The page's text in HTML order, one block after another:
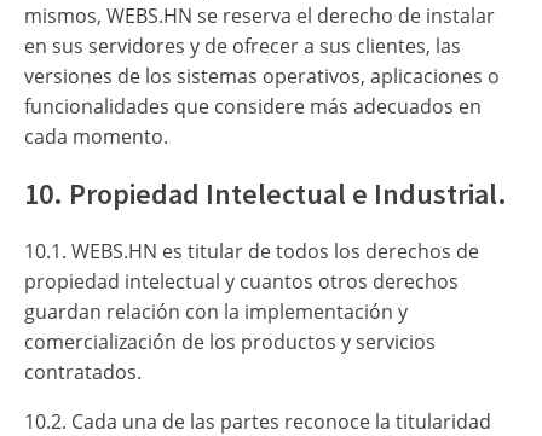
mismos, WEBS.HN se reserva el derecho de instalar
en sus servidores y de ofrecer a sus clientes, las
versiones de los sistemas operativos, aplicaciones o
funcionalidades que considere más adecuados en
cada momento.
10. Propiedad Intelectual e Industrial.
10.1. WEBS.HN es titular de todos los derechos de
propiedad intelectual y cuantos otros derechos
guardan relación con la implementación y
comercialización de los productos y servicios
contratados.
10.2. Cada una de las partes reconoce la titularidad